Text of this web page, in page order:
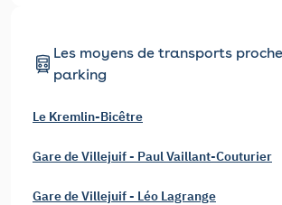
Les moyens de transports
parking
Le Kremlin-Bicêtre
Gare de Villejuif - Paul Vaillant-Couturier
Gare de Villejuif - Léo Lagrange